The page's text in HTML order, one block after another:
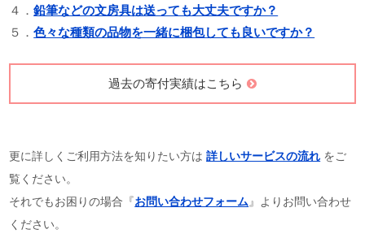
４．鉛筆などの文房具は送っても大丈夫ですか？
５．色々な種類の品物を一緒に梱包しても良いですか？
過去の寄付実績はこちら
更に詳しくご利用方法を知りたい方は詳しいサービスの流れ をご
覧ください。
それでもお困りの場合『お問い合わせフォーム』よりお問い合わせ
ください。